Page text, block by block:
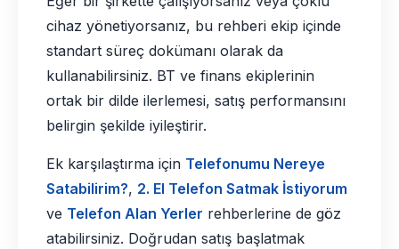
cihaz yönetiyorsanız, bu rehberi ekip içinde
standart süreç dokümanı olarak da
kullanabilirsiniz. BT ve finans ekiplerinin
ortak bir dilde ilerlemesi, satış performansını
belirgin şekilde iyileştirir.
Ek karşılaştırma için Telefonumu Nereye
Satabilirim?, 2. El Telefon Satmak İstiyorum
ve Telefon Alan Yerler rehberlerine de göz
atabilirsiniz. Doğrudan satış başlatmak